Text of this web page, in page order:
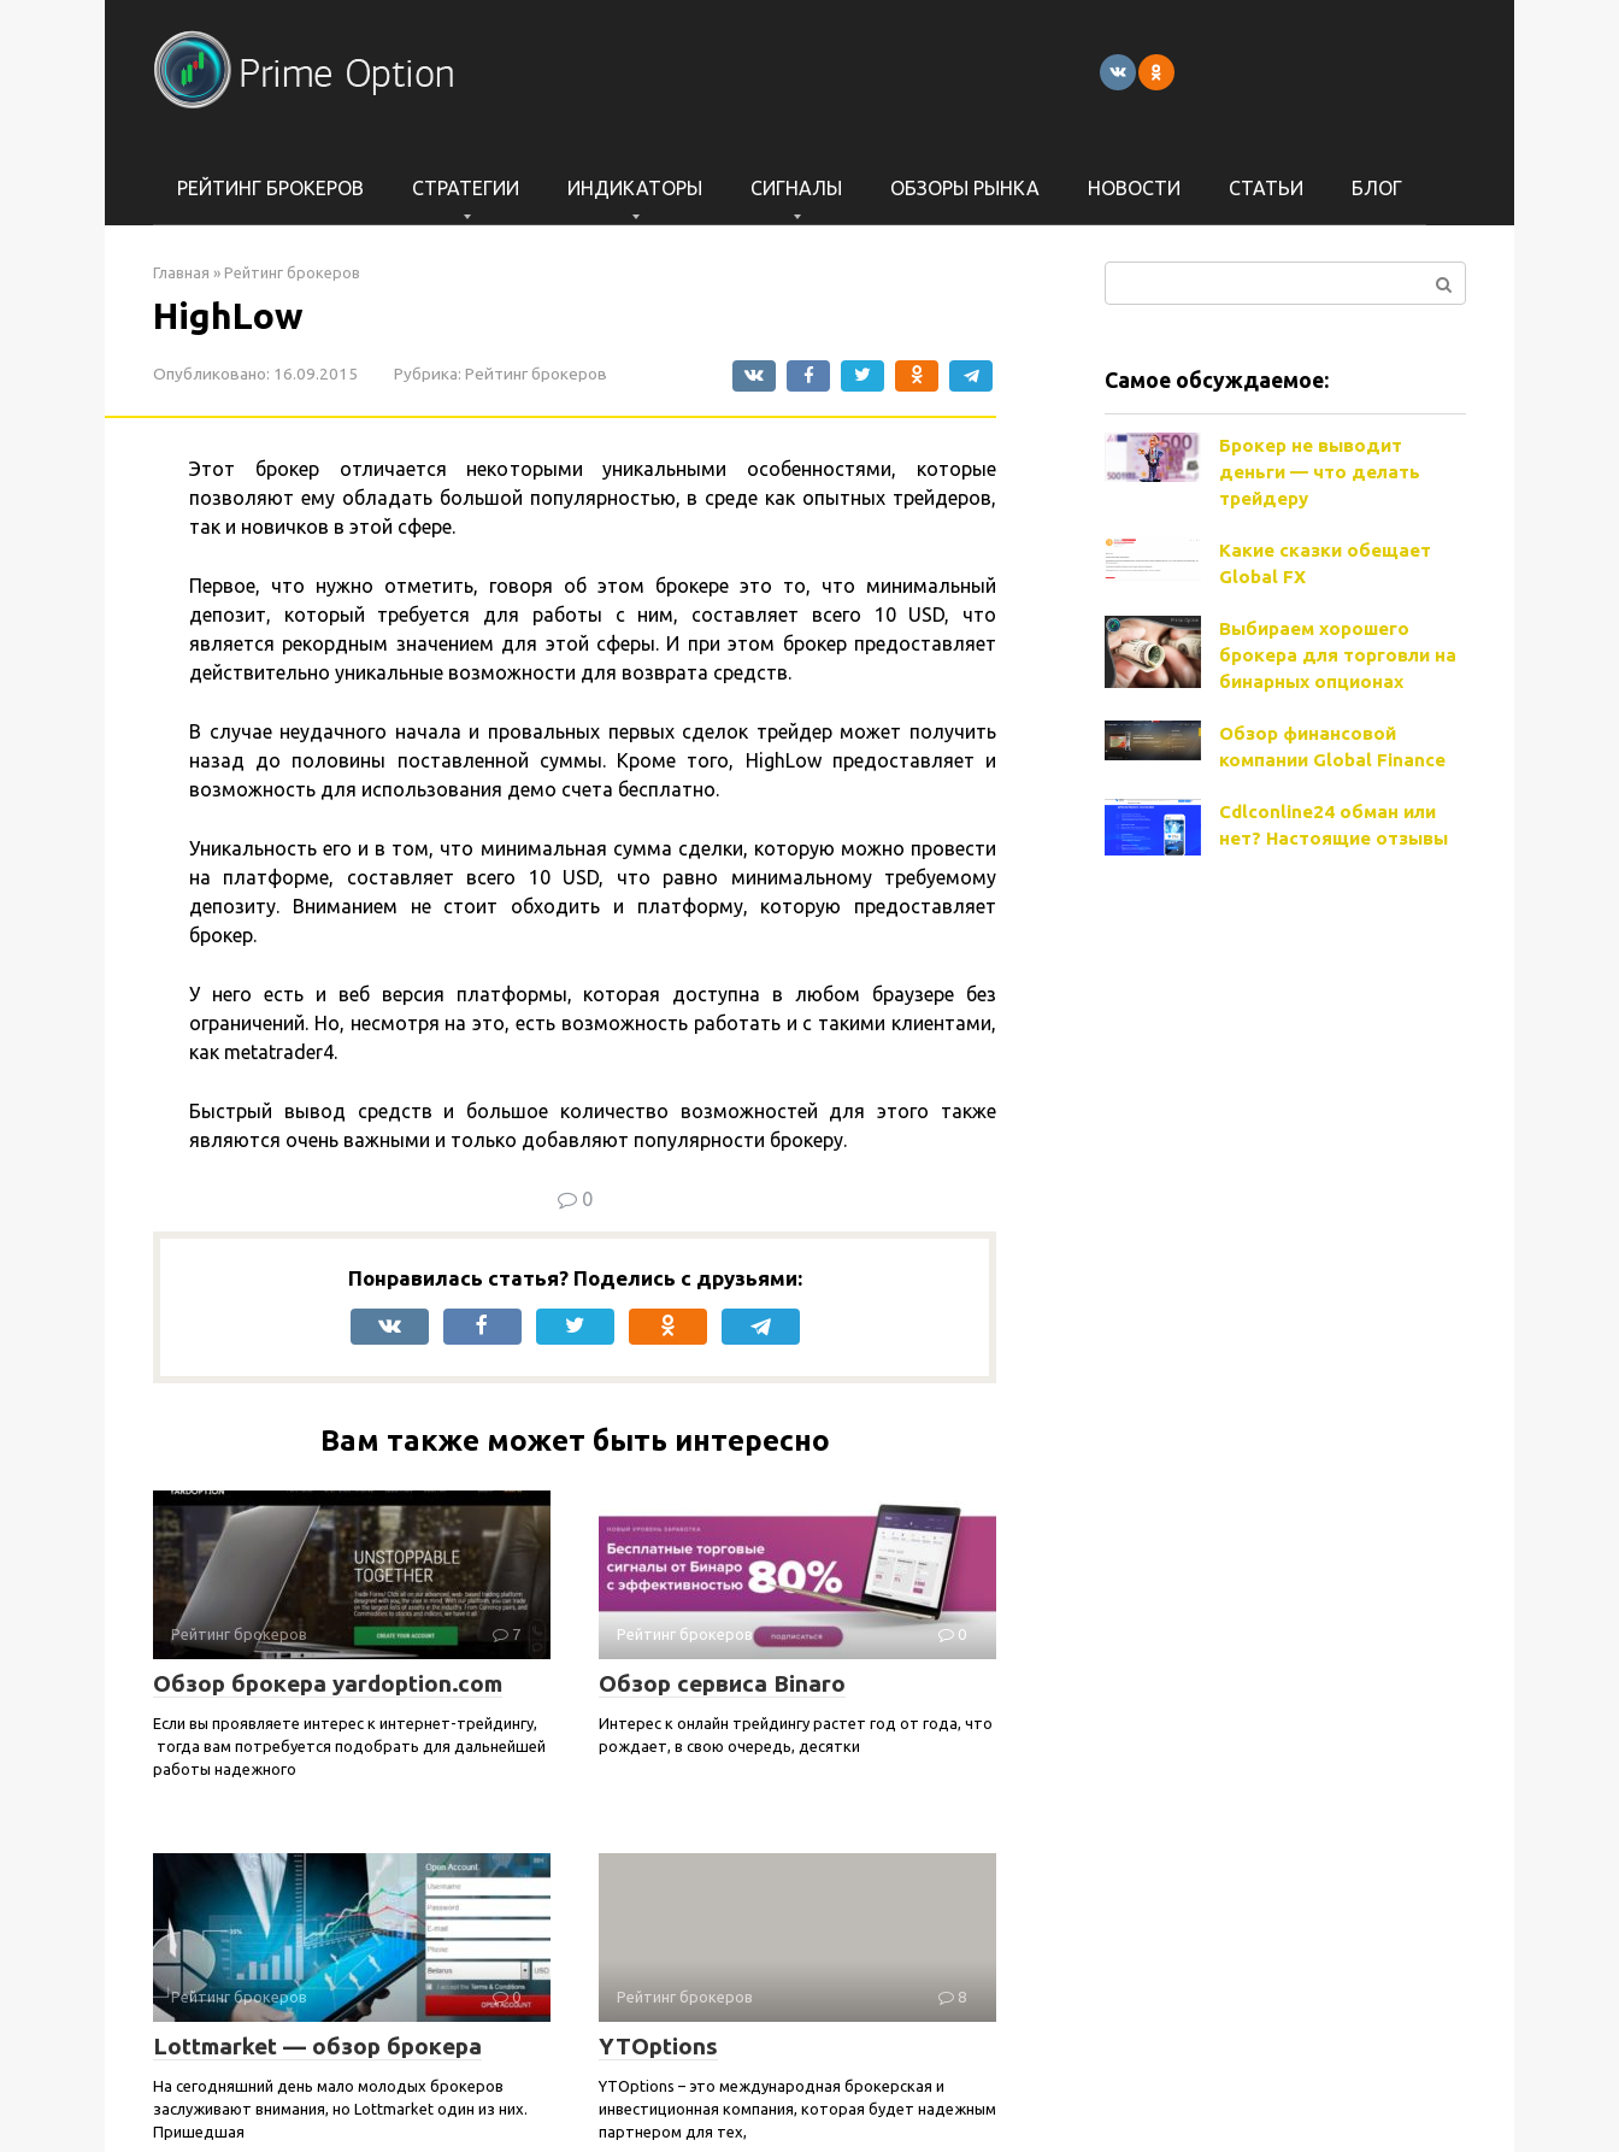
РЕЙТИНГ БРОКЕРОВ СТРАТЕГИИ ИНДИКАТОРЫ СИГНАЛЫ ОБЗОРЫ РЫНКА НОВОСТИ СТАТЬИ БЛОГ
Главная » Рейтинг брокеров
HighLow
Опубликовано: 16.09.2015 Рубрика: Рейтинг брокеров
Этот брокер отличается некоторыми уникальными особенностями, которые
позволяют ему обладать большой популярностью, в среде как опытных трейдеров,
так и новичков в этой сфере.
Первое, что нужно отметить, говоря об этом брокере это то, что минимальный
депозит, который требуется для работы с ним, составляет всего 10 USD, что
является рекордным значением для этой сферы. И при этом брокер предоставляет
действительно уникальные возможности для возврата средств.
В случае неудачного начала и провальных первых сделок трейдер может получить
назад до половины поставленной суммы. Кроме того, HighLow предоставляет и
возможность для использования демо счета бесплатно.
Уникальность его и в том, что минимальная сумма сделки, которую можно провести
на платформе, составляет всего 10 USD, что равно минимальному требуемому
депозиту. Вниманием не стоит обходить и платформу, которую предоставляет
брокер.
У него есть и веб версия платформы, которая доступна в любом браузере без
ограничений. Но, несмотря на это, есть возможность работать и с такими клиентами,
как metatrader4.
Быстрый вывод средств и большое количество возможностей для этого также
являются очень важными и только добавляют популярности брокеру.
0
Понравилась статья? Поделись с друзьями:
Вам также может быть интересно
Рейтинг брокеров 7
Обзор брокера yardoption.com
Если вы проявляете интерес к интернет-трейдингу,
тогда вам потребуется подобрать для дальнейшей
работы надежного
Рейтинг брокеров 0
Обзор сервиса Binaro
Интерес к онлайн трейдингу растет год от года, что
рождает, в свою очередь, десятки
Рейтинг брокеров 0
Lottmarket — обзор брокера
На сегодняшний день мало молодых брокеров
заслуживают внимания, но Lottmarket один из них.
Пришедшая
Рейтинг брокеров 8
YTOptions
YTOptions – это международная брокерская и
инвестиционная компания, которая будет надежным
партнером для тех,
Самое обсуждаемое:
Брокер не выводит
деньги — что делать
трейдеру
Какие сказки обещает
Global FX
Выбираем хорошего
брокера для торговли на
бинарных опционах
Обзор финансовой
компании Global Finance
Cdlconline24 обман или
нет? Настоящие отзывы